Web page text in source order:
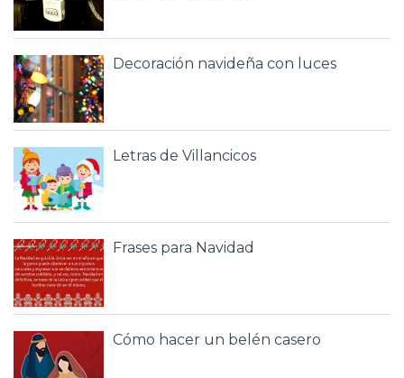
Decoración navideña con luces
Letras de Villancicos
Frases para Navidad
Cómo hacer un belén casero